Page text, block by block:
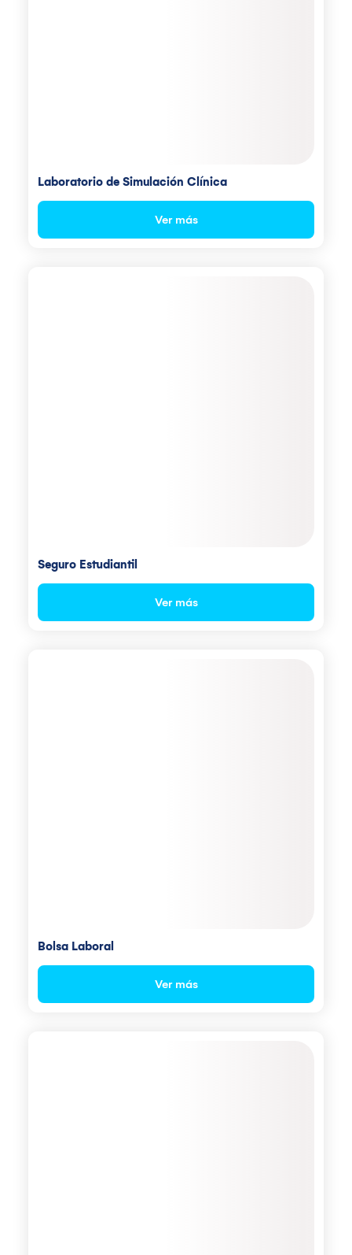
Laboratorio de Simulación Clínica
Ver más
Seguro Estudiantil
Ver más
Bolsa Laboral
Ver más